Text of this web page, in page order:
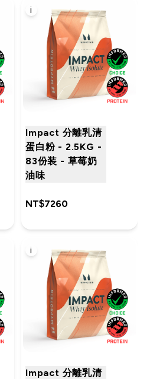
i
Impact 分離乳清
蛋白粉 - 2.5KG -
83份装 - 草莓奶
油味
NT$7260‎
i
Impact 分離乳清